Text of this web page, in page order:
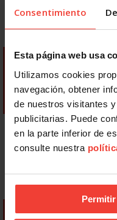
Consentimiento
Esta página web usa
Utilizamos cookies
navegación, obtener
de nuestros visitantes
publicitarias. Puede
en la parte inferior de
consulte nuestra